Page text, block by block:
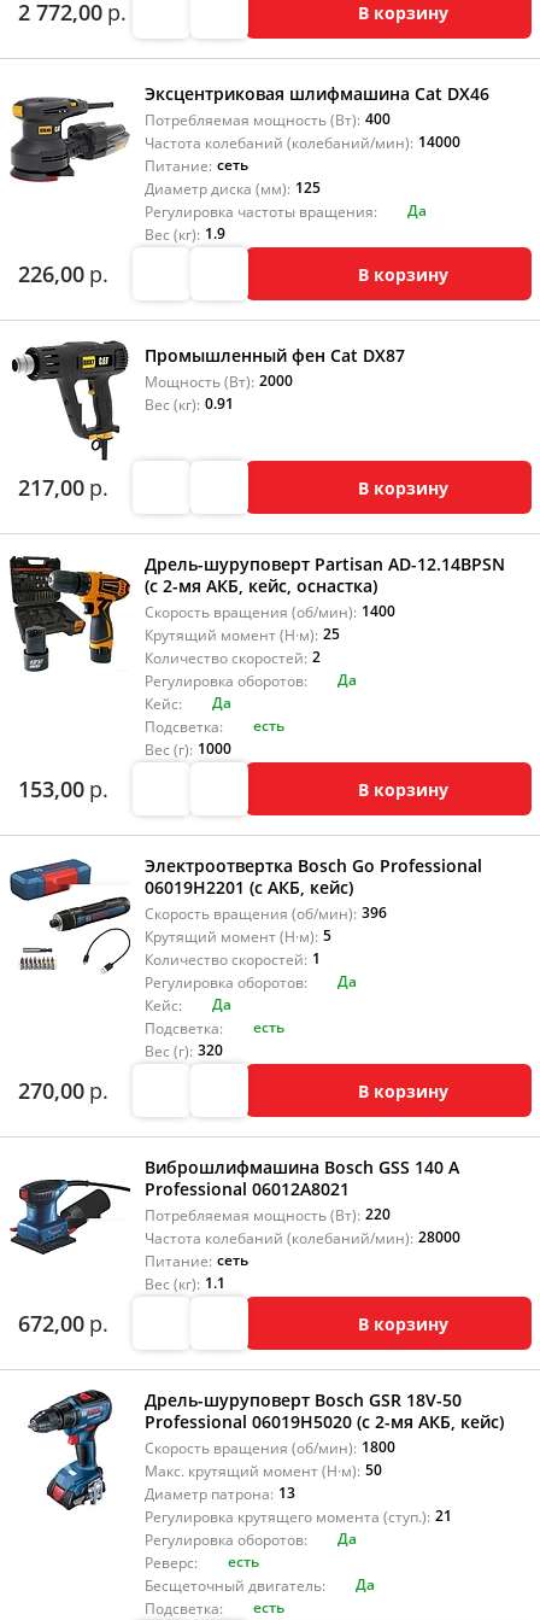
2 772,00 р. В корзину
Эксцентриковая шлифмашина Cat DX46
Потребляемая мощность (Вт): 400
Частота колебаний (колебаний/мин): 14000
Питание: сеть
Диаметр диска (мм): 125
Регулировка частоты вращения:
Да
Вес (кг): 1.9
226,00 р. В корзину
Промышленный фен Cat DX87
Мощность (Вт): 2000
Вес (кг): 0.91
217,00 р. В корзину
Дрель-шуруповерт Partisan AD-12.14BPSN
(с 2-мя АКБ, кейс, оснастка)
Скорость вращения (об/мин): 1400
Крутящий момент (Н·м): 25
Количество скоростей: 2
Регулировка оборотов:
Да
Кейс:
Да
Подсветка:
есть
Вес (г): 1000
153,00 р. В корзину
Электроотвертка Bosch Go Professional
06019H2201 (с АКБ, кейс)
Скорость вращения (об/мин): 396
Крутящий момент (Н·м): 5
Количество скоростей: 1
Регулировка оборотов:
Да
Кейс:
Да
Подсветка:
есть
Вес (г): 320
270,00 р. В корзину
Виброшлифмашина Bosch GSS 140 A
Professional 06012A8021
Потребляемая мощность (Вт): 220
Частота колебаний (колебаний/мин): 28000
Питание: сеть
Вес (кг): 1.1
672,00 р. В корзину
Дрель-шуруповерт Bosch GSR 18V-50
Professional 06019H5020 (с 2-мя АКБ, кейс)
Скорость вращения (об/мин): 1800
Макс. крутящий момент (Н·м): 50
Диаметр патрона: 13
Регулировка крутящего момента (ступ.): 21
Регулировка оборотов:
Да
Реверс:
есть
Бесщеточный двигатель:
Да
Подсветка:
есть